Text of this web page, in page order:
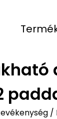
/